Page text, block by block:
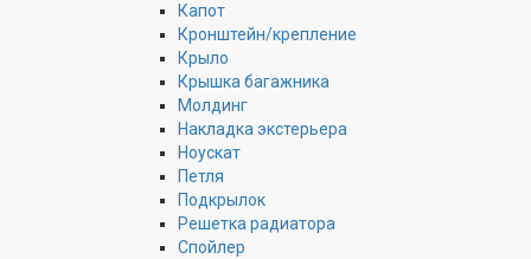
Капот
Кронштейн/крепление
Крыло
Крышка багажника
Молдинг
Накладка экстерьера
Ноускат
Петля
Подкрылок
Решетка радиатора
Спойлер